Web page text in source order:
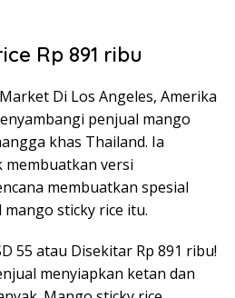
Rp 891 ribu
Di Los Angeles, Amerika
penjual mango
khas Thailand. Ia
versi
membuatkan spesial
sticky rice itu.
55 atau Disekitar Rp 891 ribu!
menyiapkan ketan dan